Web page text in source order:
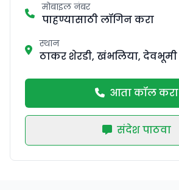
मोबाइल नंबर
पाहण्यासाठी लॉगिन करा
स्थान
ठाकर शेरडी, खंभलिया, देवभूमी
आता कॉल करा
संदेश पाठवा